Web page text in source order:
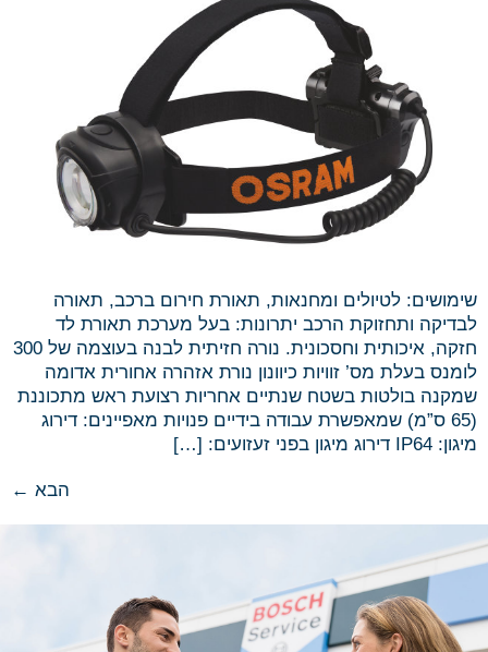
שימושים: לטיולים ומחנאות, תאורת חירום ברכב, תאורה
לבדיקה ותחזוקת הרכב יתרונות: בעל מערכת תאורת לד
חזקה, איכותית וחסכונית. נורה חזיתית לבנה בעוצמה של 300
לומנס בעלת מס’ זוויות כיוונון נורת אזהרה אחורית אדומה
שמקנה בולטות בשטח שנתיים אחריות רצועת ראש מתכוננת
(65 ס”מ) שמאפשרת עבודה בידיים פנויות מאפיינים: דירוג
מיגון: IP64 דירוג מיגון בפני זעזועים: […]
הבא ←